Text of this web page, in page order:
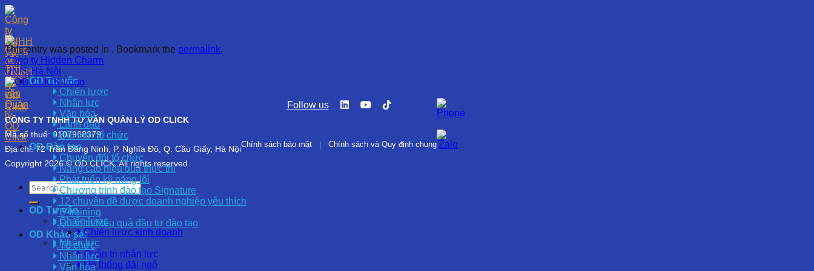
Skip
to
content
OD Tư vấn
Chiến lược
Nhân lực
Văn hóa
Lãnh đạo
Đổi mới tổ chức
OD Đào tạo
Chuyển đổi tổ chức
Nâng cao hiệu quả thực thi
Phát triển kỹ năng lõi
Chương trình đào tạo Signature
12 chuyên đề được doanh nghiệp yêu thích
E-training
Quản trị hiệu quả đầu tư đào tạo
OD Khảo sát
Tổ chức
Nhân lực
Văn hóa
This entry was posted in . Bookmark the permalink.
Công ty Hidden Charm
UNIS Hà Nội
CÔNG TY TNHH TƯ VẤN QUẢN LÝ OD CLICK
Mã số thuế: 0107968379
Địa chỉ: 72 Trần Đăng Ninh, P. Nghĩa Đô, Q. Cầu Giấy, Hà Nội
Copyright 2026 © OD CLICK. All rights reserved.
Follow us
Chính sách bảo mật | Chính sách và Quy định chung
OD Tư vấn
Chiến lược
Chiến lược kinh doanh
Nhân lực
Quản trị nhân lực
Hệ thống đãi ngộ